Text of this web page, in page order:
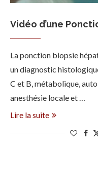
Vidéo d’une
La ponction biopsie
un diagnostic
C et B, métabolique,
anesthésie locale et …
Lire la suite